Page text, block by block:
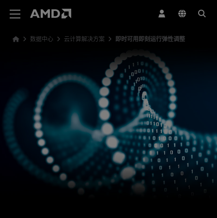
数据中心 云计算解决方案 即时可用即刻运行弹性调整